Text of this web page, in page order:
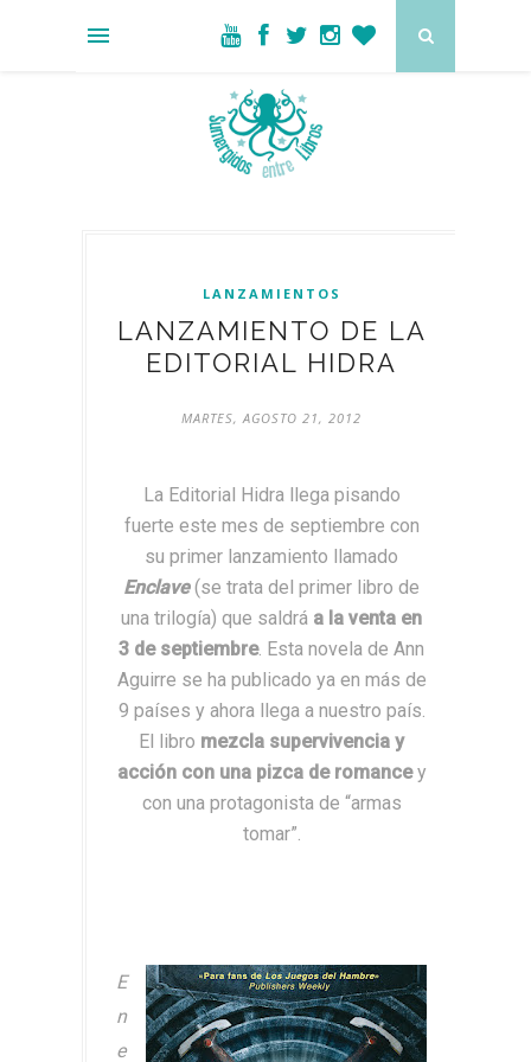
LANZAMIENTOS
LANZAMIENTO DE LA
EDITORIAL HIDRA
MARTES, AGOSTO 21, 2012
La Editorial Hidra llega pisando
fuerte este mes de septiembre con
su primer lanzamiento llamado
Enclave(se trata del primer libro de
una trilogía) que saldrá a la venta en
3 de septiembre. Esta novela de Ann
Aguirre se ha publicado ya en más de
9 países y ahora llega a nuestro país.
El libro mezcla supervivencia y
acción con una pizca de romancey
con una protagonista de “armas
tomar”.
E
n
e